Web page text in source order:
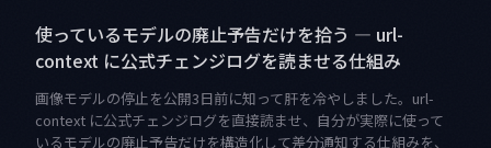
使っているモデルの廃止予告だけを拾う — url-
context に公式チェンジログを読ませる仕組み
画像モデルの停止を公開3日前に知って肝を冷やしました。url-
context に公式チェンジログを直接読ませ、自分が実際に使って
いるモデルの廃止予告だけを構造化して差分通知する仕組みを、